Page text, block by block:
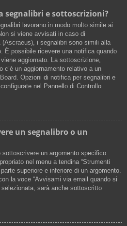
segnalibri e sottoscrizioni?
lavorano in modo molto simile ai
si viene avvisati in caso di
i segnalibri sono simili alla
È possibile ricevere una notifica quando
aggiornato. La sottoscrizione,
c’è un aggiornamento relativo a un
Opzioni di notifica per segnalibri e
nel Pannello di Controllo
un segnalibro o un
sottoscrivere un argomento specifico
nel menu a tendina “Strumenti
superiore e inferiore di un argomento.
la voce “Avvisami via email quando si
selezionata, sarà anche sottoscritto